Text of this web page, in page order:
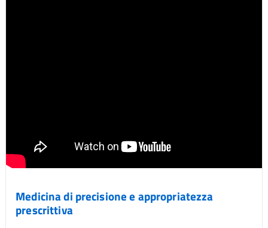
Medicina di precisione e appropriatezza
prescrittiva